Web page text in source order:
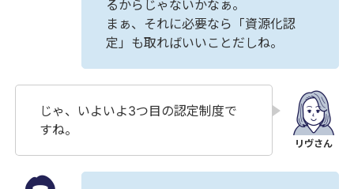
るからじゃないかなぁ。
まぁ、それに必要なら「資源化認
定」も取ればいいことだしね。
じゃ、いよいよ3つ目の認定制度で
すね。